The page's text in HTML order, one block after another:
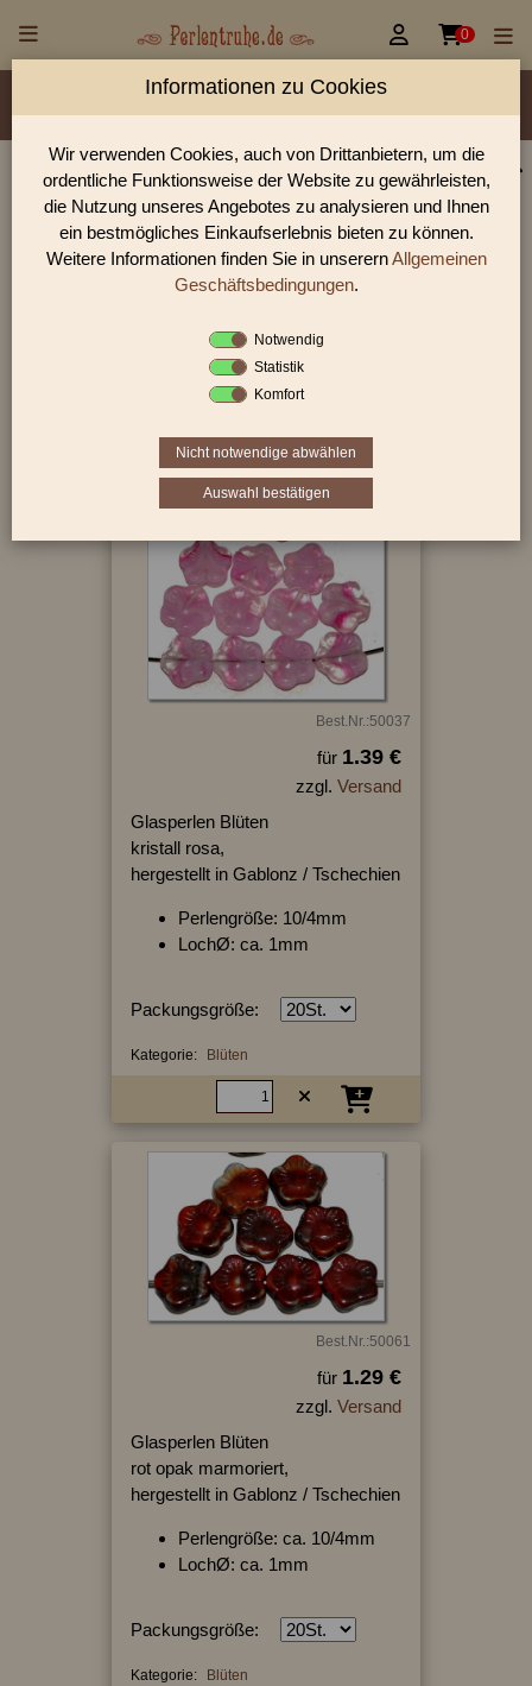
 0
Material/Glassorte Sorte/Form Farbe
Größen
Lochdurchmesser
Perlen Shop für gedrückte Perlen Blüten & Blätter
In unserem Perlen Shop finden sie zahlreich gedrückte Perlen
Blüten & Blätter und viele weiter Glasperlen.
Sie befinden sich in folgender Kategorie:
gedrückte Perlen|Blüten & Blätter
Best.Nr.:50037
für 1.39 €
zzgl. Versand
Glasperlen Blüten
kristall rosa,
hergestellt in Gablonz / Tschechien
Perlengröße: 10/4mm
LochØ: ca. 1mm
Packungsgröße:
Kategorie: Blüten
Best.Nr.:50061
für 1.29 €
zzgl. Versand
Glasperlen Blüten
rot opak marmoriert,
hergestellt in Gablonz / Tschechien
Perlengröße: ca. 10/4mm
LochØ: ca. 1mm
Packungsgröße:
Kategorie: Blüten
Informationen zu Cookies
Wir verwenden Cookies, auch von Drittanbietern, um die
ordentliche Funktionsweise der Website zu gewährleisten,
die Nutzung unseres Angebotes zu analysieren und Ihnen
ein bestmögliches Einkaufserlebnis bieten zu können.
Weitere Informationen finden Sie in unserernAllgemeinen
Geschäftsbedingungen.
Notwendig
Statistik
Komfort
Nicht notwendige abwählen
Auswahl bestätigen